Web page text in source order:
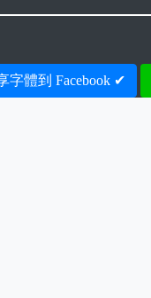
字體到 Facebook ✔